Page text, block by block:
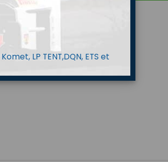
LP TENT,DQN, ETS et